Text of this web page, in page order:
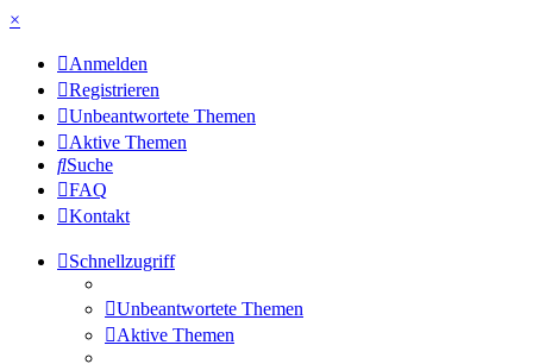
×
Anmelden
Registrieren
Unbeantwortete Themen
Aktive Themen
Suche
FAQ
Kontakt
Schnellzugriff
Unbeantwortete Themen
Aktive Themen